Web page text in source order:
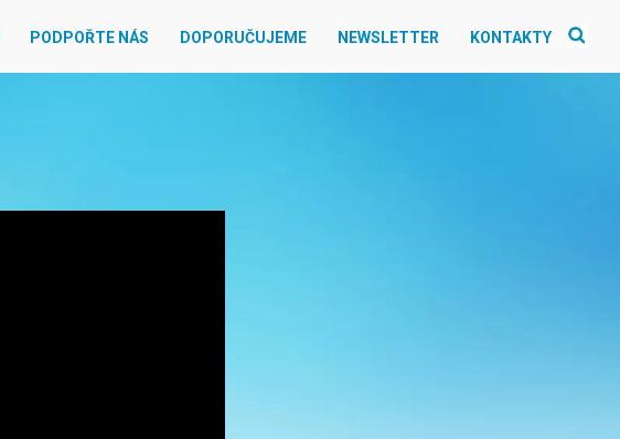
PODPOŘTE NÁS DOPORUČUJEME NEWSLETTER KONTAKTY